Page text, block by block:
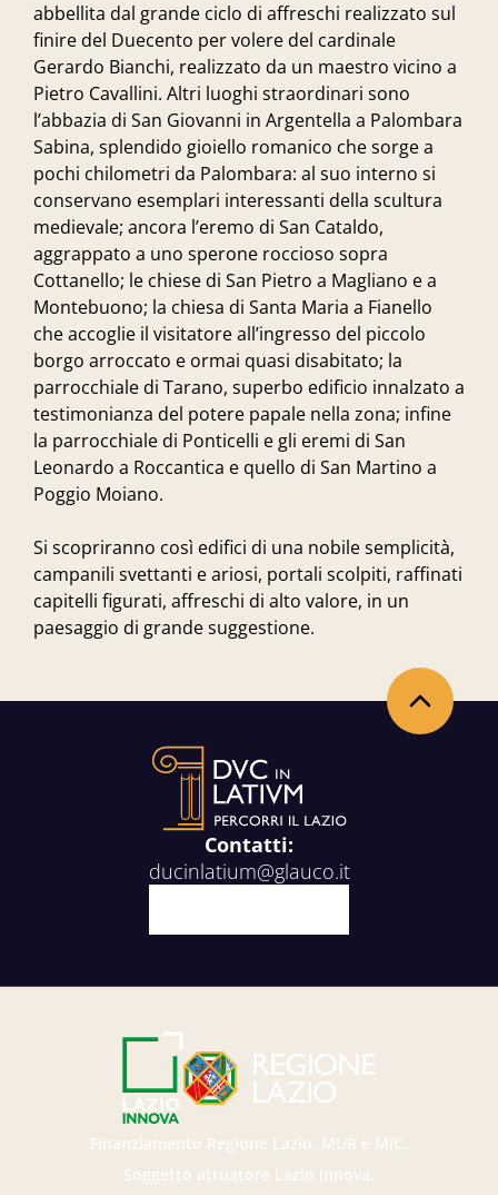
abbellita dal grande ciclo di affreschi realizzato sul
finire del Duecento per volere del cardinale
Gerardo Bianchi, realizzato da un maestro vicino a
Pietro Cavallini. Altri luoghi straordinari sono
l’abbazia di San Giovanni in Argentella a Palombara
Sabina, splendido gioiello romanico che sorge a
pochi chilometri da Palombara: al suo interno si
conservano esemplari interessanti della scultura
medievale; ancora l’eremo di San Cataldo,
aggrappato a uno sperone roccioso sopra
Cottanello; le chiese di San Pietro a Magliano e a
Montebuono; la chiesa di Santa Maria a Fianello
che accoglie il visitatore all’ingresso del piccolo
borgo arroccato e ormai quasi disabitato; la
parrocchiale di Tarano, superbo edificio innalzato a
testimonianza del potere papale nella zona; infine
la parrocchiale di Ponticelli e gli eremi di San
Leonardo a Roccantica e quello di San Martino a
Poggio Moiano.
Si scopriranno così edifici di una nobile semplicità,
campanili svettanti e ariosi, portali scolpiti, raffinati
capitelli figurati, affreschi di alto valore, in un
paesaggio di grande suggestione.
Contatti:
ducinlatium@glauco.it
Finanziamento Regione Lazio, MUR e MiC.
Soggetto attuatore Lazio Innova.
Back to the top